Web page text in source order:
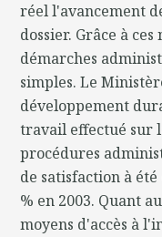
réel l'avancement
dossier. Grâce à
démarches
simples. Le
développement
travail effectué sur
procédures
de satisfaction à
% en 2003. Quant
moyens d'accès à